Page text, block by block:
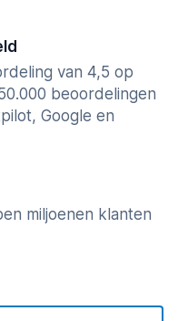
van 4,5 op
beoordelingen
Google en
miljoenen klanten